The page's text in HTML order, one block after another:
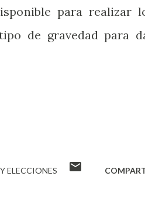
para realizar
de gravedad para
ELECCIONES